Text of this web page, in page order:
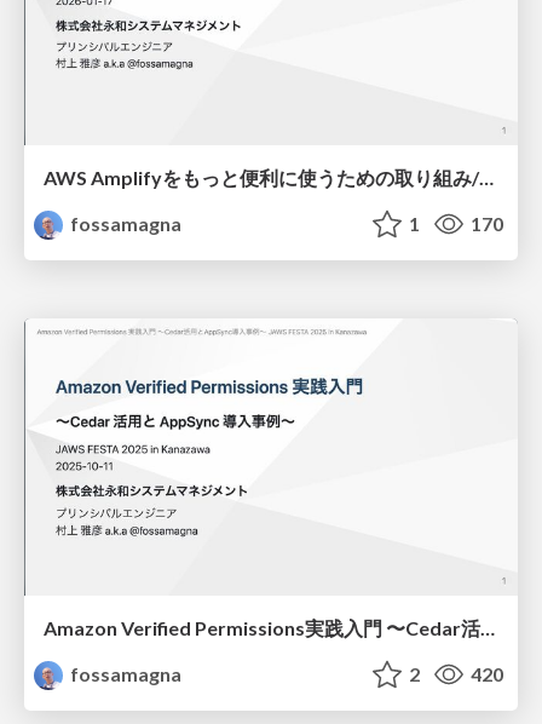
AWS Amplifyをもっと便利に使うための取り組み/amplify-tools-and-contributions
fossamagna
1 170
Amazon Verified Permissions実践入門 〜Cedar活用とAppSync導入事例/Practical Introduction to Amazon Verified Permissions
fossamagna
2 420